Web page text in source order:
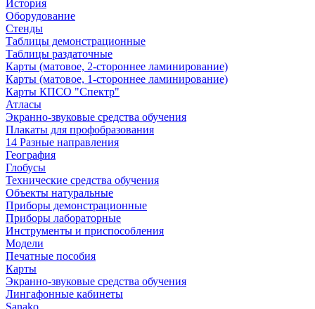
История
Оборудование
Стенды
Таблицы демонстрационные
Таблицы раздаточные
Карты (матовое, 2-стороннее ламинирование)
Карты (матовое, 1-стороннее ламинирование)
Карты КПСО "Спектр"
Атласы
Экранно-звуковые средства обучения
Плакаты для профобразования
14 Разные направления
География
Глобусы
Технические средства обучения
Объекты натуральные
Приборы демонстрационные
Приборы лабораторные
Инструменты и приспособления
Модели
Печатные пособия
Карты
Экранно-звуковые средства обучения
Лингафонные кабинеты
Sanako